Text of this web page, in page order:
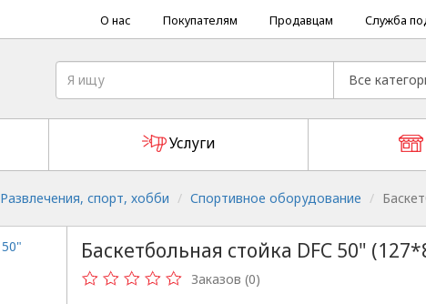
О нас Покупателям Продавцам Служба
Услуги
Развлечения, спорт, хобби Спортивное оборудование
Баскетбольная стойка DFC 50"
Заказов (0)